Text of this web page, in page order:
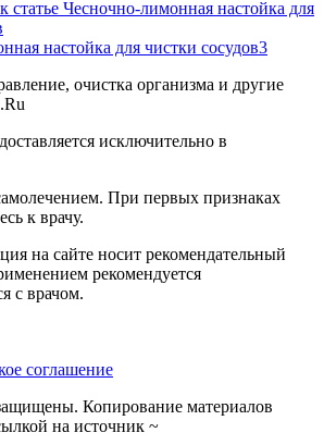
настойка для чистки сосудов3
исключительно в
При первых признаках
к врачу.
на сайте носит рекомендательный
рекомендуется
с врачом.
соглашение
Копирование материалов
на источник ~